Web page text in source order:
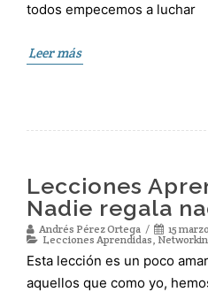
todos empecemos a luchar
Leer más
Lecciones
Nadie regala
Andrés Pérez Ortega
15
Lecciones Aprendidas,
Esta lección es un poco
aquellos que como yo,